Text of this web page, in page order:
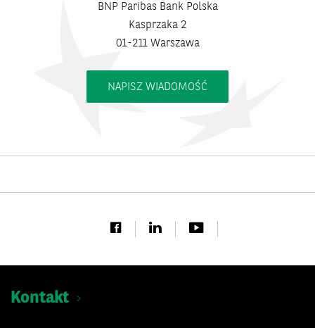
BNP Paribas Bank Polska
Kasprzaka 2
01-211 Warszawa
NAPISZ WIADOMOŚĆ
Kontakt